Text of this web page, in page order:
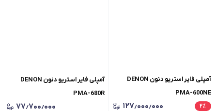
آمپلی فایر استریو دنون DENON
PMA-600NE
۲٪ ۱۲۷٫۰۰۰٫۰۰۰
آمپلی فایر استریو دنون DENON
PMA-680R
۷۷٫۷۰۰٫۰۰۰